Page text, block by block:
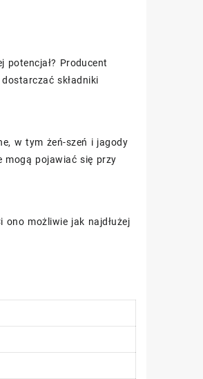
potencjał? Producent
składniki
w tym żeń-szeń i jagody
mogą pojawiać się przy
ono możliwie jak najdłużej